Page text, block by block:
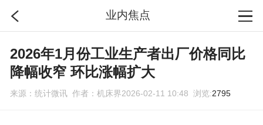
业内焦点
首页
2026年1月份工业生产者出厂价格同比
降幅收窄 环比涨幅扩大
来源：统计微讯 作者：机床界2026-02-11 10:48 浏览:2795